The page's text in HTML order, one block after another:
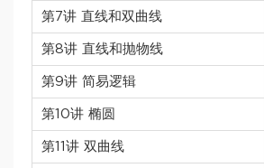
第7讲 直线和双曲线
第8讲 直线和抛物线
第9讲 简易逻辑
第10讲 椭圆
第11讲 双曲线